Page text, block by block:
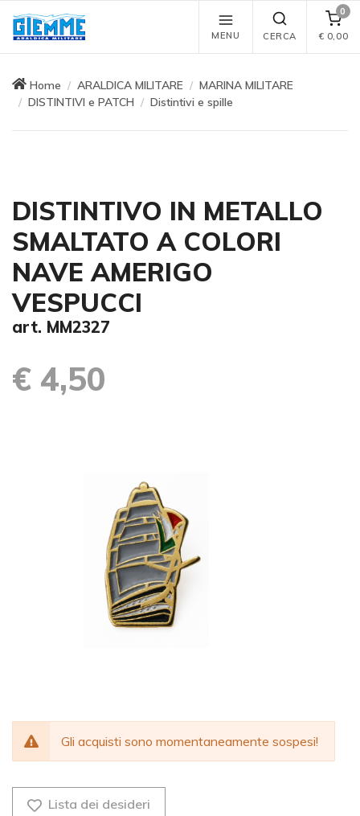
MENU CERCA
0
€ 0,00
Home ARALDICA MILITARE
MARINA MILITARE
DISTINTIVI e PATCH
Distintivi e spille
DISTINTIVO IN METALLO
SMALTATO A COLORI
NAVE AMERIGO
VESPUCCI
art. MM2327
€ 4,50
Gli acquisti sono momentaneamente sospesi!
Lista dei desideri